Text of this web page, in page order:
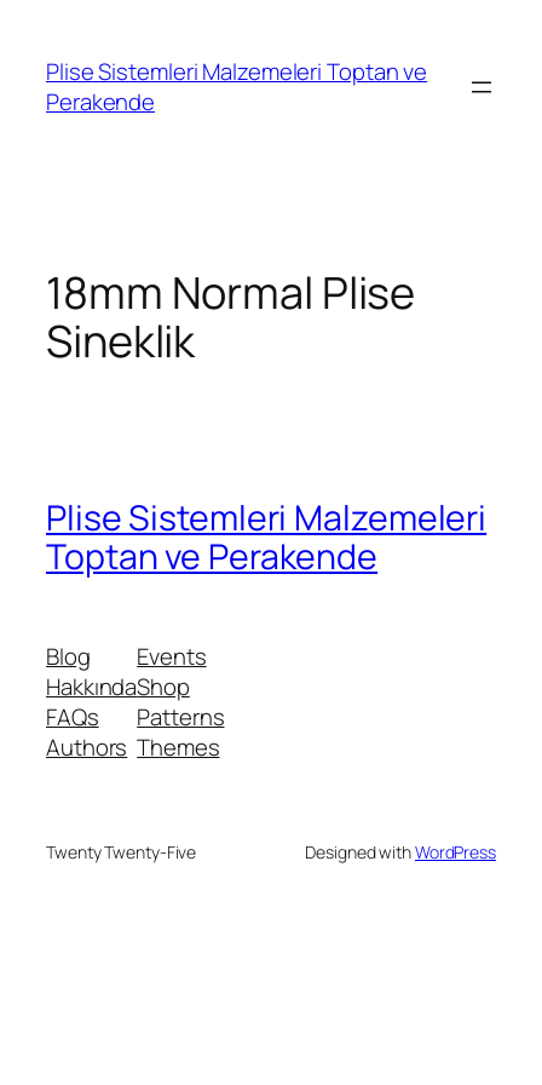
Plise Sistemleri Malzemeleri Toptan ve
Perakende
18mm Normal Plise
Sineklik
Plise Sistemleri Malzemeleri
Toptan ve Perakende
Blog
Hakkında
FAQs
Authors
Events
Shop
Patterns
Themes
Twenty Twenty-Five Designed withWordPress